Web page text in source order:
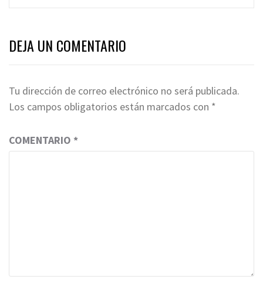
DEJA UN COMENTARIO
Tu dirección de correo electrónico no será publicada.
Los campos obligatorios están marcados con *
COMENTARIO *